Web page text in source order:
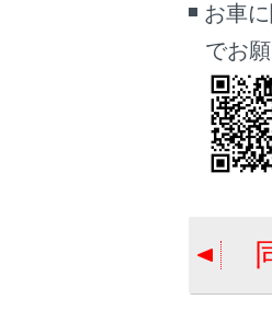
画面表示設定
個人情報の取扱いについて
サイト利用について
お車
でお